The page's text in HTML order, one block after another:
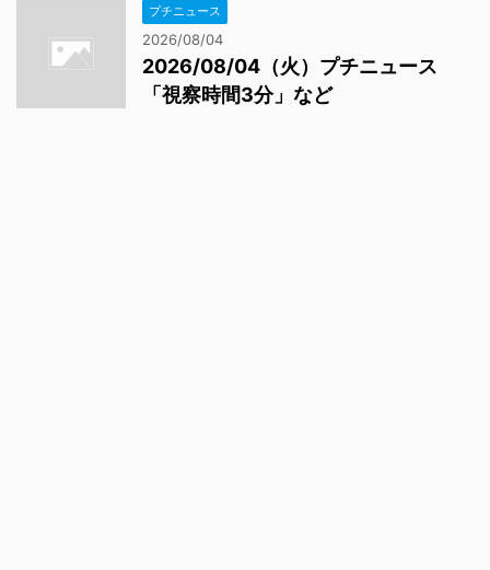
プチニュース
2026/08/04
2026/08/04（火）プチニュース
「視察時間3分」など